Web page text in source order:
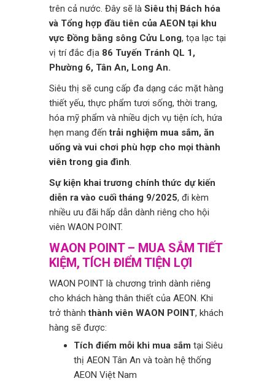
trên cả nước. Đây sẽ là Siêu thị Bách hóa
và Tổng hợp đầu tiên của AEON tại khu
vực Đồng bằng sông Cửu Long, tọa lạc tại
vị trí đắc địa 86 Tuyến Tránh QL 1,
Phường 6, Tân An, Long An.
Siêu thị sẽ cung cấp đa dạng các mặt hàng
thiết yếu, thực phẩm tươi sống, thời trang,
hóa mỹ phẩm và nhiều dịch vụ tiện ích, hứa
hẹn mang đếntrải nghiệm mua sắm, ăn
uống và vui chơi phù hợp cho mọi thành
viên trong gia đình.
Sự kiện khai trương chính thức dự kiến
diễn ra vào cuối tháng 9/2025, đi kèm
nhiều ưu đãi hấp dẫn dành riêng cho hội
viên WAON POINT.
WAON POINT – MUA SẮM TIẾT
KIỆM, TÍCH ĐIỂM TIỆN LỢI
WAON POINT là chương trình dành riêng
cho khách hàng thân thiết của AEON. Khi
trở thànhthành viên WAON POINT, khách
hàng sẽ được:
Tích điểm mỗi khi mua sắm tại Siêu
thị AEON Tân An và toàn hệ thống
AEON Việt Nam